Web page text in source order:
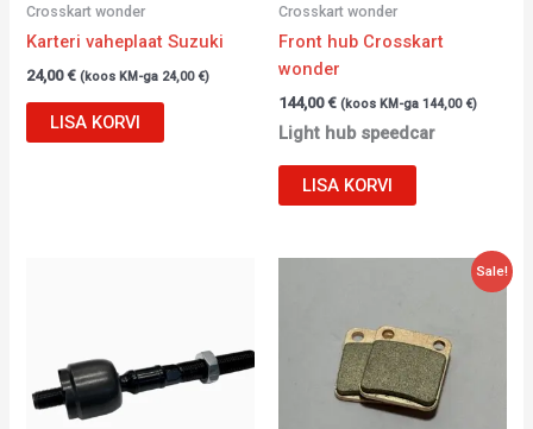
Crosskart wonder
Karteri vaheplaat Suzuki
24,00€ (koos KM-ga 24,00 €)
LISA KORVI
Crosskart wonder
Front hub Crosskart
wonder
144,00€ (koos KM-ga 144,00 €)
Light hub speedcar
LISA KORVI
Sale!
33,74 €.22,00 €.